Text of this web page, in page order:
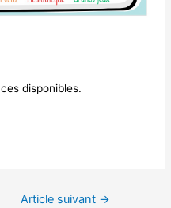
disponibles.
Article suivant →